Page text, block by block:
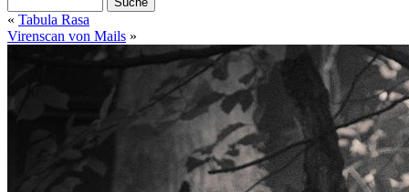
« Tabula Rasa
Virenscan von Mails »